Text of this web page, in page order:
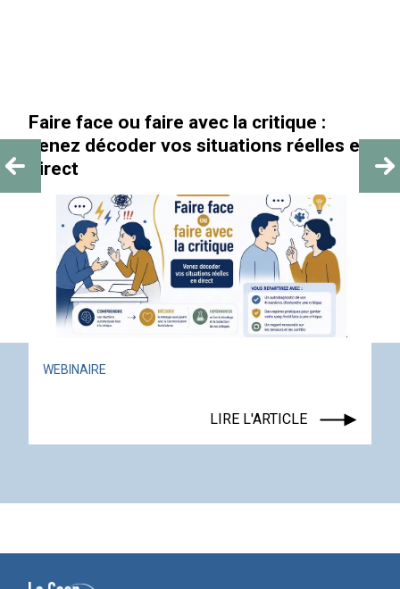
face ou faire avec la critique :
décoder vos situations réelles en
WEBINAIRE
LIRE L'ARTICLE